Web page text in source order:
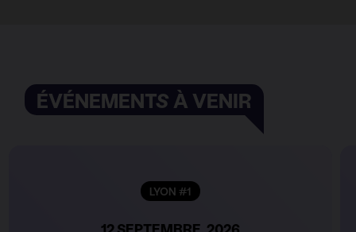
ÉVÉNEMENTS À VENIR
LYON #1